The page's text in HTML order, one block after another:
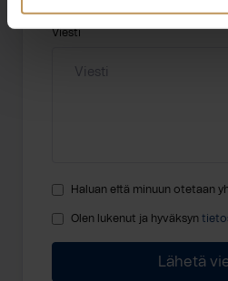
Viesti
Haluan että minuun otetaan
Olen lukenut ja hyväksyn